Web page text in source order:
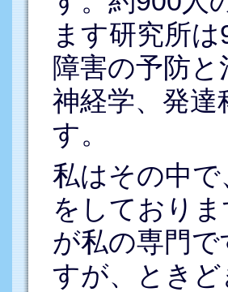
ます研究所
障害の予防
神経学、発
す。
私はその中
をしており
が私の専門
すが、とき